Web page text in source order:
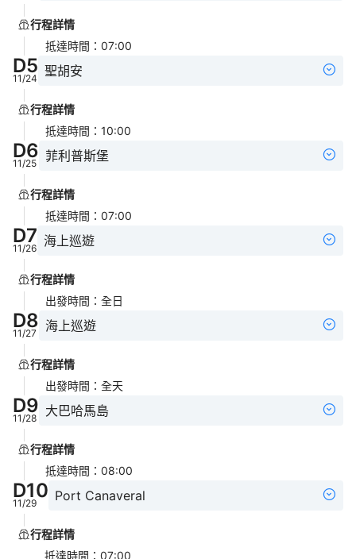
行程詳情
抵達時間 ： 07:00
D5
11/24 聖胡安
行程詳情
抵達時間 ： 10:00
D6
11/25 菲利普斯堡
行程詳情
抵達時間 ： 07:00
D7
11/26 海上巡遊
行程詳情
出發時間 ： 全日
D8
11/27 海上巡遊
行程詳情
出發時間 ： 全天
D9
11/28 大巴哈馬島
行程詳情
抵達時間 ： 08:00
D10
11/29 Port Canaveral
行程詳情
抵達時間 ： 07:00